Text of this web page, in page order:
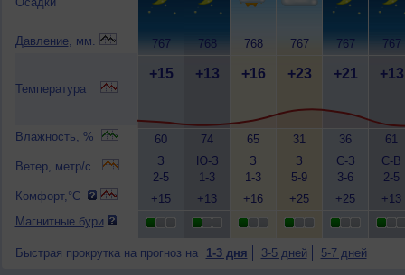
Давление, мм.
Температура
Влажность, %
Ветер, метр/с
Комфорт,°C
Магнитные бури
767
+15
60
З
2-5
+15
768
+13
74
Ю-З
1-3
+13
768
+16
65
З
1-3
+16
767
+23
31
З
5-9
+25
767
+21
36
С-З
3-6
+25
767
+13
61
С-В
2-5
+13
Быстрая прокрутка на прогноз на 1-3 дня 3-5 дней 5-7 дней